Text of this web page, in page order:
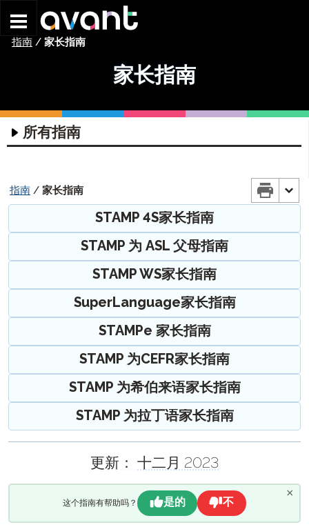
指南 / 家长指南
家长指南
所有指南
评估技术指南
耳机指南
编写输入指南
编写输入指南
ChromeOS – 虚拟键盘指南
Mac电脑 – 虚拟键盘使用说明
Windows 10 – 虚拟键盘指南
协调员指南
入门指南
STAMP WS 入门指南
STAMPe 入门指南
SuperLanguage 入门指南
PLACE 入门指南
阿拉伯语熟练度测试（APT）入门指南
个人资料指南
STAMP 个人资料指南
STAMPe 个人资料指南
STAMP 用于CEFR个人能力描述指南
SuperLanguage 测试参与者资料指南
STAMP 监考指南
STAMP WS 监考指南
STAMPe 监考指南
SHL 监考指南
APT 监考指南
SuperLanguage 监考指南
报告指南
STAMP 报告指南
STAMP WS报告指南
STAMPe 报告指南
PLACE 报告指南
SuperLanguage报告指南
SHL报告指南
阿拉伯语熟练度测试（APT）报告指南
自我评估指南
STAMP WS 自我评估指南
PLACE 自我评估指南
SuperLanguage 自我评估指南
手写写作部分指南
STAMP 手写部分指南
STAMPe 手写写作部分指南
SuperLanguage手写写作部分指南
APT 手写写作部分
刻度分数指南
STAMP 标准化分数指南
STAMPe 标准化分数指南
STAMP 用于CEFR标度分数指南
考试参与者指南
STAMP 4S 考试参考指南
STAMP WS测试参考指南
STAMPe 考生指南
STAMP 用于CEFR考试参考指南
STAMP Pro 考试参考指南
STAMP 用于 ASL 考试参考指南
STAMP 为希伯来语考试者指南
STAMP 为拉丁语考试者指南
PLACE 考生和技术指南
SuperLanguage 考试参考指南
SHL 测试参与者指南
阿拉伯语熟练度测试（APT）考生指南
家长指南
STAMP 4S家长指南
STAMP WS家长指南
STAMPe 家长指南
STAMP 为 ASL 父母指南
STAMP 为希伯来语家长指南
STAMP 为拉丁语家长指南
STAMP 为CEFR家长指南
SuperLanguage家长指南
基准 & 评分指南
STAMP 适用于 ASL,
和 SuperLanguage
确定位置与PLACE
SHL 建议的安置级别
考试者能力提升指南
AvantProctor
ADVANCE
指南 / 家长指南
STAMP 4S家长指南
STAMP 为 ASL 父母指南
STAMP WS家长指南
SuperLanguage家长指南
STAMPe 家长指南
STAMP 为CEFR家长指南
STAMP 为希伯来语家长指南
STAMP 为拉丁语家长指南
更新： 十二月 2023
这个指南有帮助吗？ 是的 不
×